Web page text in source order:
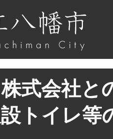
式会社と
トイレ等